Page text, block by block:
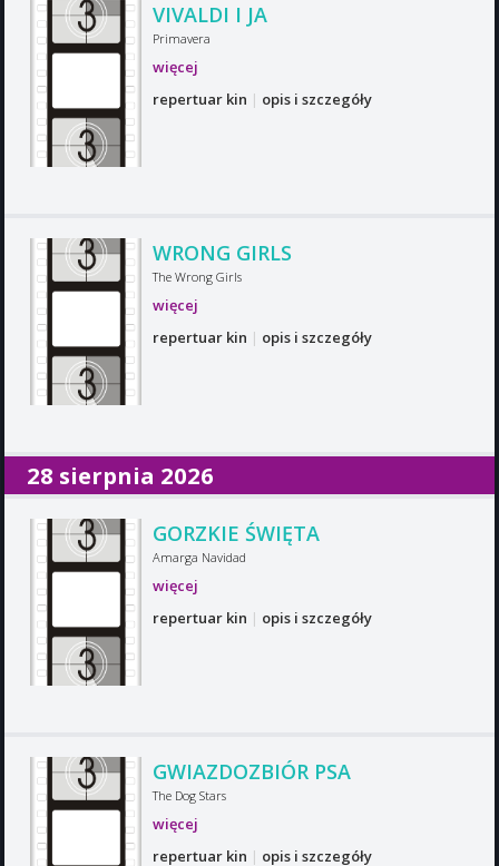
VIVALDI I JA
Primavera
więcej
repertuar kin | opis i szczegóły
WRONG GIRLS
The Wrong Girls
więcej
repertuar kin | opis i szczegóły
28 sierpnia 2026
GORZKIE ŚWIĘTA
Amarga Navidad
więcej
repertuar kin | opis i szczegóły
GWIAZDOZBIÓR PSA
The Dog Stars
więcej
repertuar kin | opis i szczegóły